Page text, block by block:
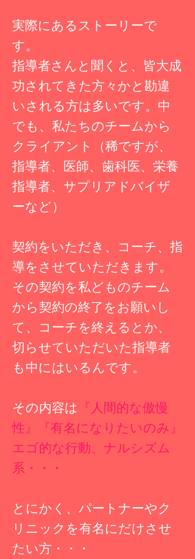
実際にあるストーリーで
す。
指導者さんと聞くと、皆大成
功されてきた方々かと勘違
いされる方は多いです。中
でも、私たちのチームから
クライアント（稀ですが、
指導者、医師、歯科医、栄養
指導者、サプリアドバイザ
ーなど）
契約をいただき、コーチ、指
導をさせていただきます。
その契約を私どものチーム
から契約の終了をお願いし
て、コーチを終えるとか、
切らせていただいた指導者
も中にはいるんです。
その内容は
『人間的な傲慢
性』『有名になりたいのみ』
エゴ的な行動、ナルシズム
系・・・
とにかく、パートナーやク
リニックを有名にだけさせ
たい方・・・